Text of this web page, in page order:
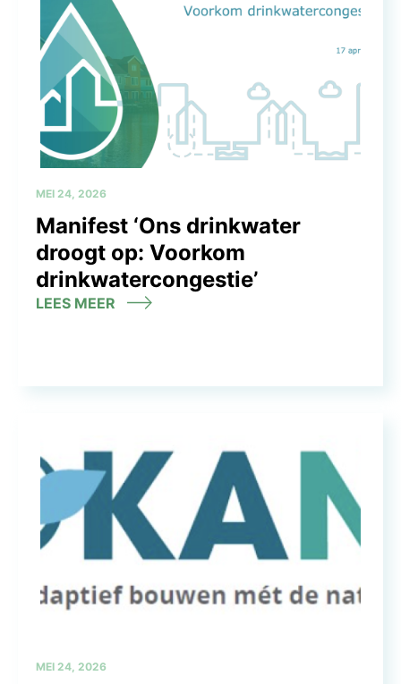
MEI 24, 2026
Manifest ‘Ons drinkwater
droogt op: Voorkom
drinkwatercongestie’
LEES MEER
MEI 24, 2026